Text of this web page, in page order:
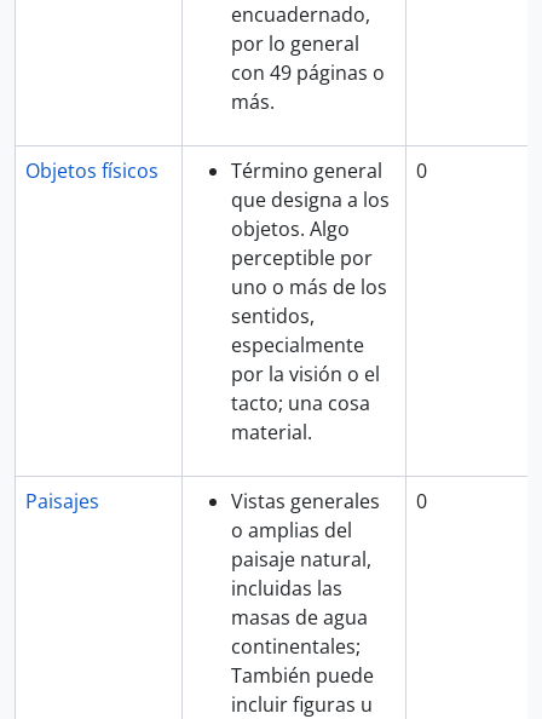
encuadernado,
por lo general
con 49 páginas o
más.
Objetos físicos
Término general
que designa a los
objetos. Algo
perceptible por
uno o más de los
sentidos,
especialmente
por la visión o el
tacto; una cosa
material.
0
Paisajes
Vistas generales
o amplias del
paisaje natural,
incluidas las
masas de agua
continentales;
También puede
incluir figuras u
0